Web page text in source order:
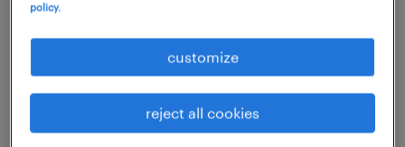
job details
社名
社名非公開
policy.
customize
reject all cookies